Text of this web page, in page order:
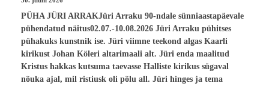
PÜHA JÜRI ARRAKJüri Arraku 90-ndale sünniaastapäevale
pühendatud näitus02.07.-10.08.2026 Jüri Arraku pühitses
pühakuks kunstnik ise. Jüri viimne teekond algas Kaarli
kirikust Johan Köleri altarimaali alt. Jüri enda maalitud
Kristus hakkas kutsuma taevasse Halliste kirikus sügaval
nõuka ajal, mil ristiusk oli põlu all. Jüri hinges ja tema